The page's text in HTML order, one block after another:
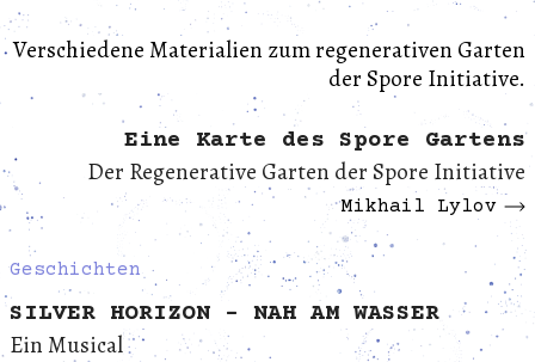
Verschiedene Materialien zum regenerativen Garten
der Spore Initiative.
Eine Karte des Spore Gartens
Der Regenerative Garten der Spore Initiative
Mikhail Lylov
Geschichten
SILVER HORIZON - NAH AM WASSER
Ein Musical